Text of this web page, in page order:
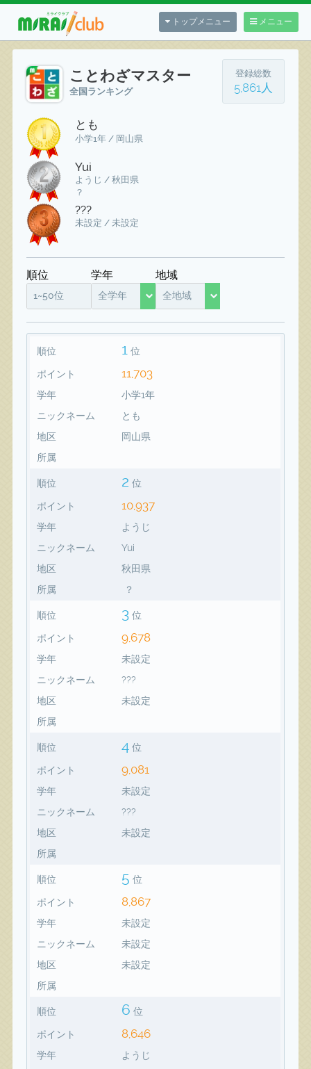
メニュー
トップメニュー
ことわざマスター
全国ランキング
登録総数
5,861人
とも
小学1年 / 岡山県
Yui
ようじ / 秋田県
？
???
未設定 / 未設定
順位
1~50位
学年
全学年
地域
全地域
順位 1 位
ポイント 11,703
学年
小学1年
ニックネーム
とも
地区
岡山県
所属
順位 2 位
ポイント 10,937
学年
ようじ
ニックネーム
Yui
地区
秋田県
所属
？
順位 3 位
ポイント 9,678
学年
未設定
ニックネーム
???
地区
未設定
所属
順位 4 位
ポイント 9,081
学年
未設定
ニックネーム
???
地区
未設定
所属
順位 5 位
ポイント 8,867
学年
未設定
ニックネーム
未設定
地区
未設定
所属
順位 6 位
ポイント 8,646
学年
ようじ